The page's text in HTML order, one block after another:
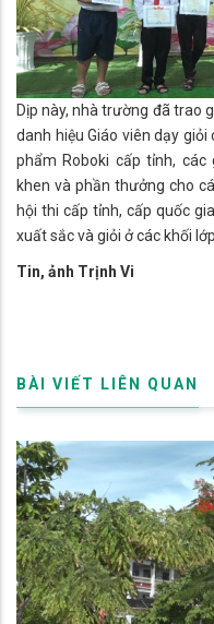
Dịp này, nhà trường đã trao
danh hiệu Giáo viên dạy
phẩm Roboki cấp tỉnh,
khen và phần thưởng cho
hội thi cấp tỉnh, cấp quốc
xuất sắc và giỏi ở các khối
Tin, ảnh Trịnh Vi
BÀI VIẾT LIÊN QUAN